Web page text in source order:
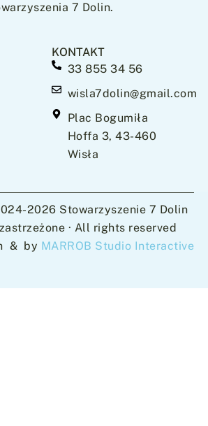
7 Dolin.
KONTAKT
33 855 34 56
wisla7dolin@gmail.com
Plac Bogumiła
Hoffa 3, 43-460
Wisła
2026 Stowarzyszenie 7 Dolin
· All rights reserved
& by MARROB Studio Interactive